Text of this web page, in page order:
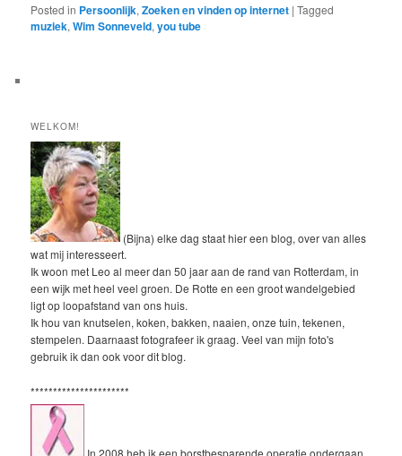
Posted in Persoonlijk,Zoeken en vinden op internet |Tagged
muziek,Wim Sonneveld,you tube
WELKOM!
(Bijna) elke dag staat hier een blog, over van alles
wat mij interesseert.
Ik woon met Leo al meer dan 50 jaar aan de rand van Rotterdam, in
een wijk met heel veel groen. De Rotte en een groot wandelgebied
ligt op loopafstand van ons huis.
Ik hou van knutselen, koken, bakken, naaien, onze tuin, tekenen,
stempelen. Daarnaast fotografeer ik graag. Veel van mijn foto's
gebruik ik dan ook voor dit blog.
**********************
In 2008 heb ik een borstbesparende operatie ondergaan.